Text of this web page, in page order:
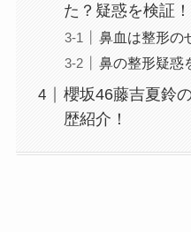
た？疑惑を検証！
鼻血は整形の
鼻の整形疑惑
櫻坂46藤吉夏鈴
歴紹介！